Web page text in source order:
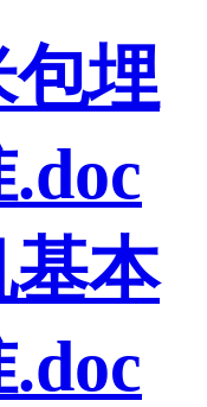
埋
本